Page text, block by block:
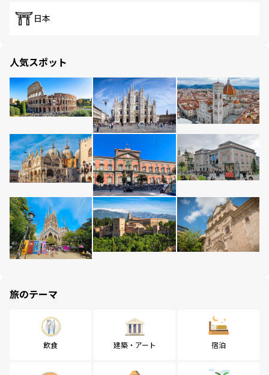
日本
人気スポット
旅のテーマ
飲食 建築・アート 宿泊